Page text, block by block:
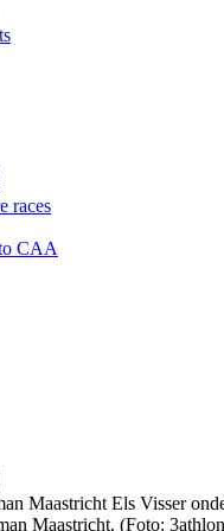
races
CAA
Maastricht. (Foto: